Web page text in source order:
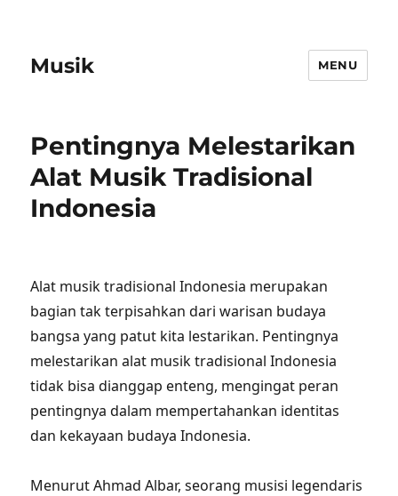
Musik MENU
Pentingnya Melestarikan
Alat Musik Tradisional
Indonesia
Alat musik tradisional Indonesia merupakan
bagian tak terpisahkan dari warisan budaya
bangsa yang patut kita lestarikan. Pentingnya
melestarikan alat musik tradisional Indonesia
tidak bisa dianggap enteng, mengingat peran
pentingnya dalam mempertahankan identitas
dan kekayaan budaya Indonesia.
Menurut Ahmad Albar, seorang musisi legendaris